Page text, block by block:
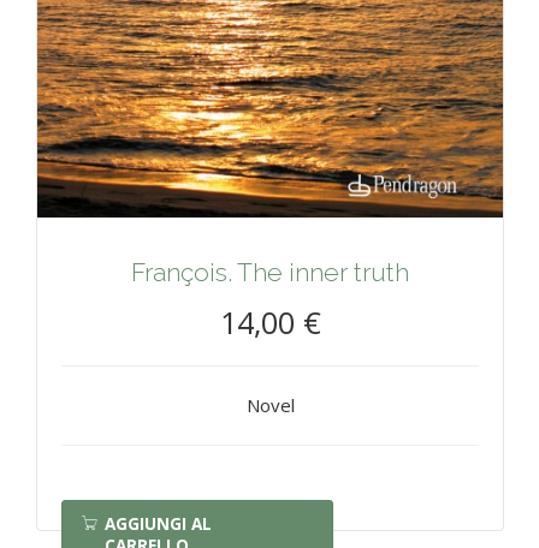
François. The inner truth
14,00 €
Novel
AGGIUNGI AL